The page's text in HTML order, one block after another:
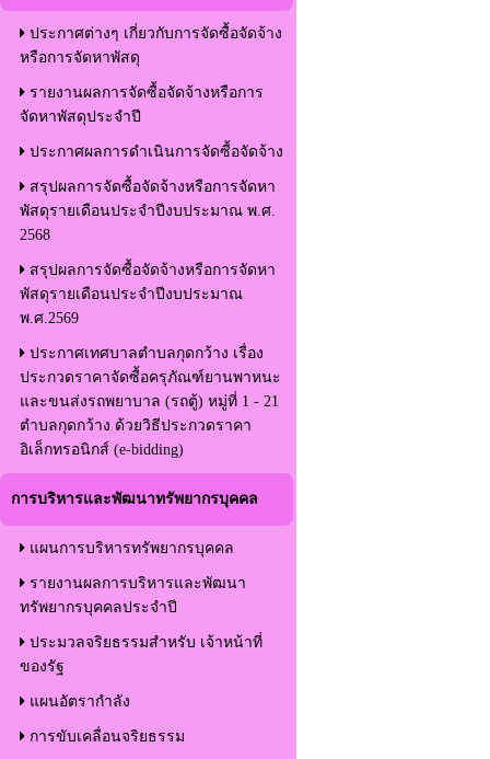
ประกาศต่างๆ เกี่ยวกับการจัดซื้อจัดจ้าง
หรือการจัดหาพัสดุ
รายงานผลการจัดซื้อจัดจ้างหรือการ
จัดหาพัสดุประจำปี
ประกาศผลการดำเนินการจัดซื้อจัดจ้าง
สรุปผลการจัดซื้อจัดจ้างหรือการจัดหา
พัสดุรายเดือนประจำปีงบประมาณ พ.ศ.
2568
สรุปผลการจัดซื้อจัดจ้างหรือการจัดหา
พัสดุรายเดือนประจำปีงบประมาณ
พ.ศ.2569
ประกาศเทศบาลตำบลกุดกว้าง เรื่อง
ประกวดราคาจัดซื้อครุภัณฑ์ยานพาหนะ
และขนส่งรถพยาบาล (รถตู้) หมู่ที่ 1 - 21
ตำบลกุดกว้าง ด้วยวิธีประกวดราคา
อิเล็กทรอนิกส์ (e-bidding)
การบริหารและพัฒนาทรัพยากรบุคคล
แผนการบริหารทรัพยากรบุคคล
รายงานผลการบริหารและพัฒนา
ทรัพยากรบุคคลประจำปี
ประมวลจริยธรรมสำหรับ เจ้าหน้าที่
ของรัฐ
แผนอัตรากำลัง
การขับเคลื่อนจริยธรรม